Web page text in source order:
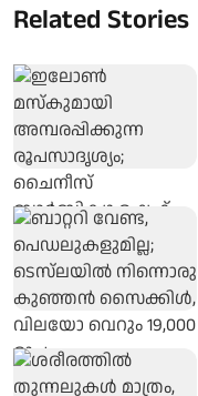
Related Stories